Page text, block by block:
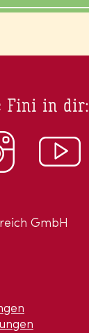
GmbH
Fini in dir: